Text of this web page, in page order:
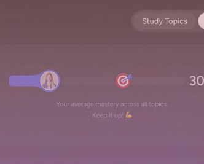
ponavljaj kroz podcaste ili jednostavno